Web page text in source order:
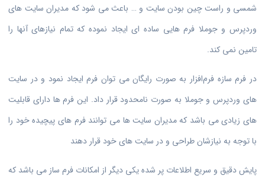
شمسی و راست چین بودن سایت و … باعث می شود که مدیران سایت های
وردپرس و جوملا فرم هایی ساده ای ایجاد نموده که تمام نیازهای آنها را
تامین نمی کند.
در فرم سازه فرم‌افزار به صورت رایگان می توان فرم ایجاد نمود و در سایت
های وردپرس و جوملا به صورت نامحدود قرار داد. این فرم ها دارای قابلیت
های زیادی می باشد که مدیران سایت ها می توانند فرم های پیچیده خود را
با توجه به نیازشان طراحی و در سایت های خود قرار دهند
پایش دقیق و سریع اطلاعات پر شده یکی دیگر از امکانات فرم ساز می باشد که